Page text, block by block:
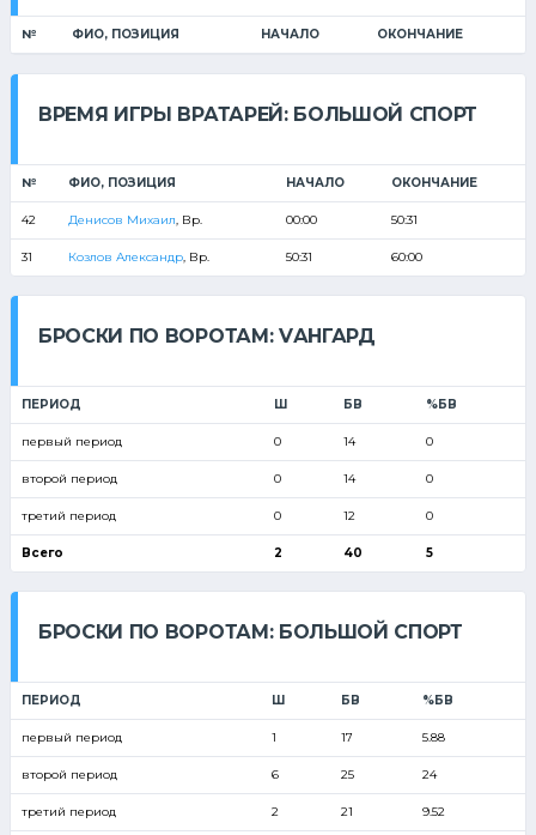
№ ФИО, ПОЗИЦИЯ НАЧАЛО ОКОНЧАНИЕ
ВРЕМЯ ИГРЫ ВРАТАРЕЙ: БОЛЬШОЙ СПОРТ
№ ФИО, ПОЗИЦИЯ НАЧАЛО ОКОНЧАНИЕ
42 Денисов Михаил, Вр. 00:00 50:31
31 Козлов Александр, Вр. 50:31 60:00
БРОСКИ ПО ВОРОТАМ: VАНГАРД
ПЕРИОД Ш БВ %БВ
первый период 0 14 0
второй период 0 14 0
третий период 0 12 0
Всего 2 40 5
БРОСКИ ПО ВОРОТАМ: БОЛЬШОЙ СПОРТ
ПЕРИОД Ш БВ %БВ
первый период 1 17 5.88
второй период 6 25 24
третий период 2 21 9.52